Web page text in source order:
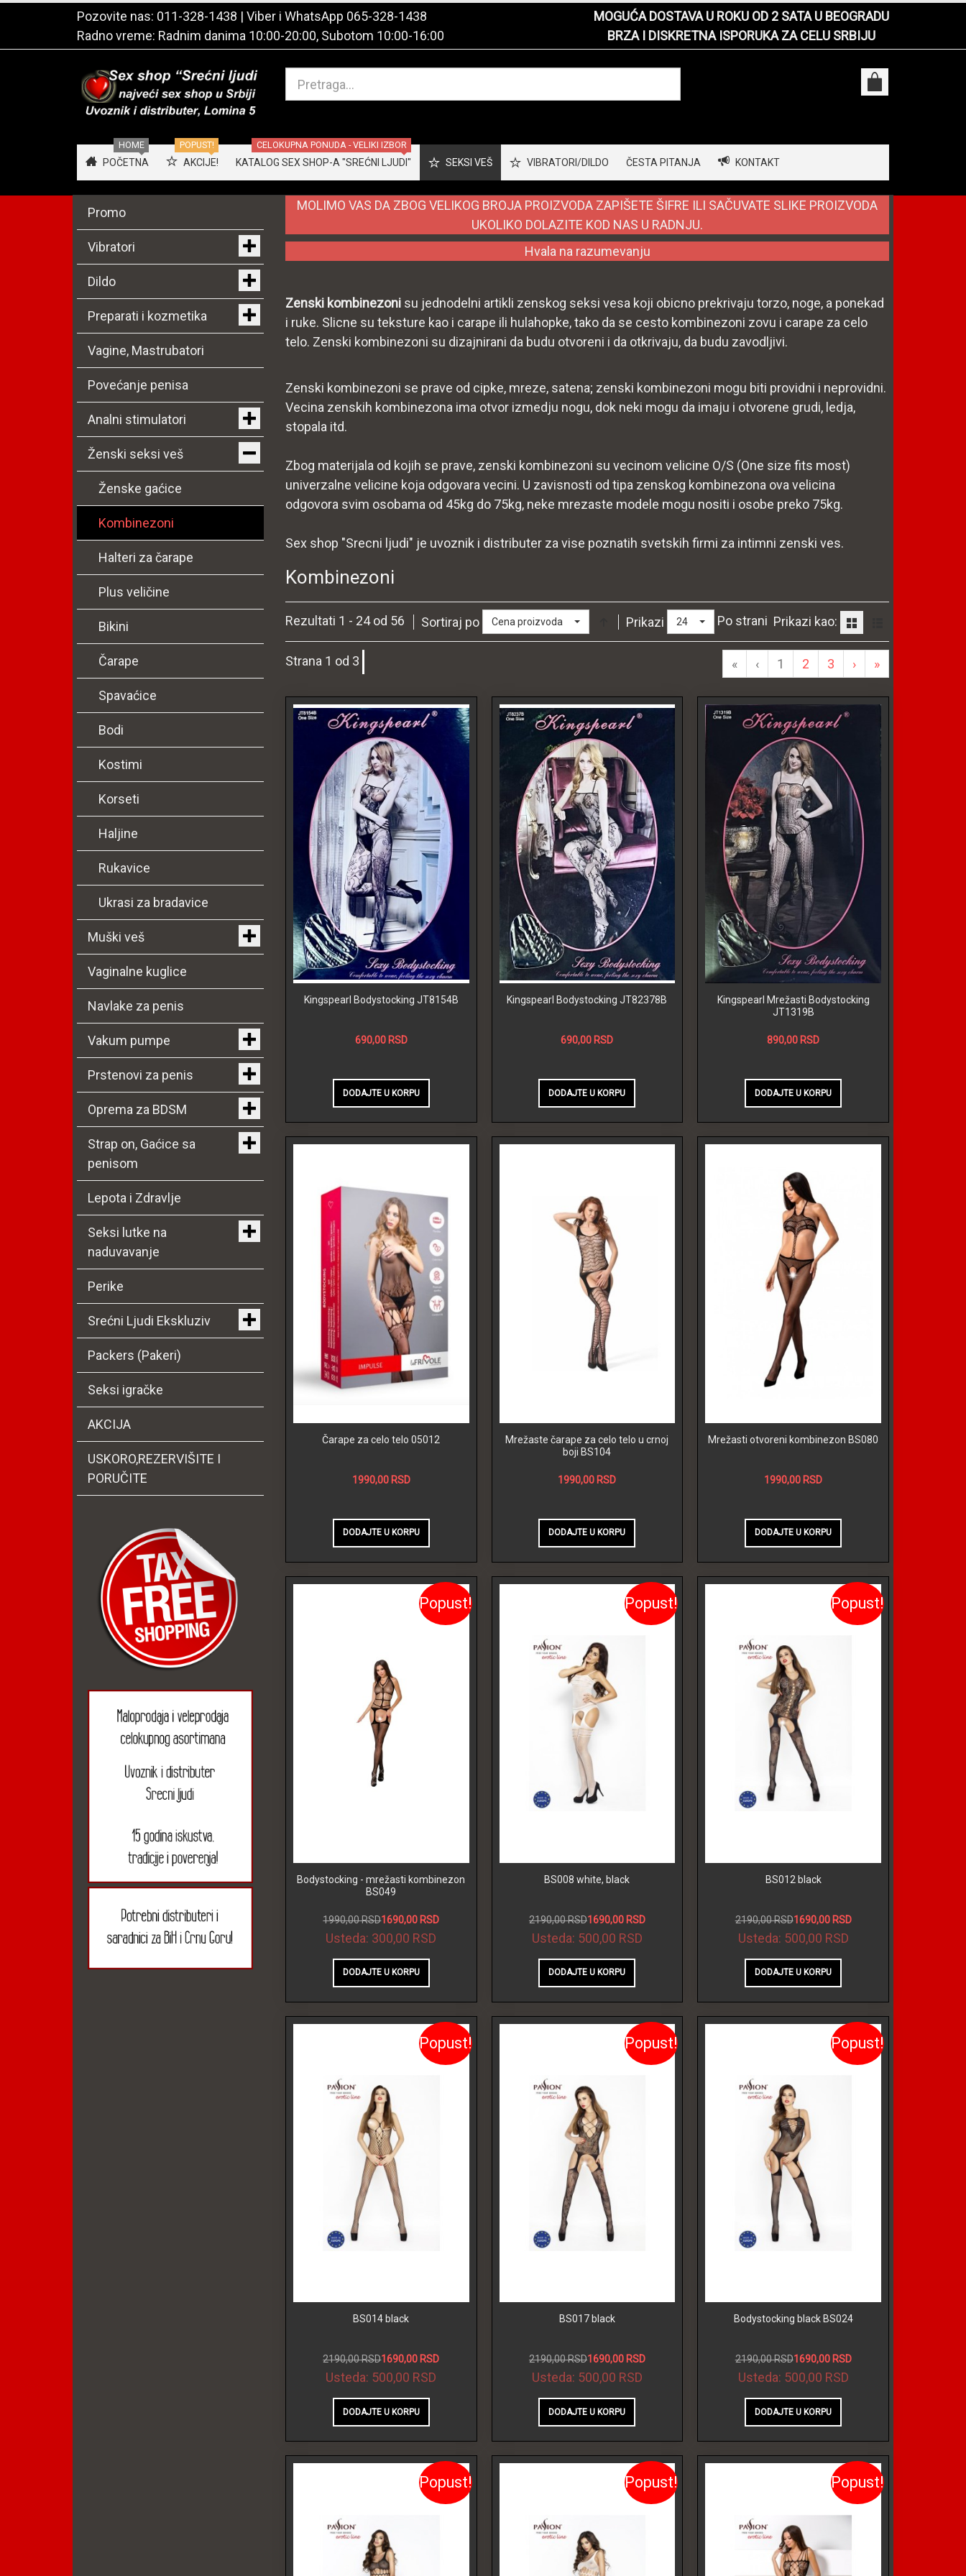
Pozovite nas: 011-328-1438 | Viber i WhatsApp 065-328-1438
Radno vreme: Radnim danima 10:00-20:00, Subotom 10:00-16:00
MOGUĆA DOSTAVA U ROKU OD 2 SATA U BEOGRADU
BRZA I DISKRETNA ISPORUKA ZA CELU SRBIJU
POČETNA
HOME
AKCIJE!
POPUST!
KATALOG SEX SHOP-A "SREĆNI LJUDI"
CELOKUPNA PONUDA - VELIKI IZBOR
SEKSI VEŠ VIBRATORI/DILDO ČESTA PITANJA KONTAKT
MOLIMO VAS DA ZBOG VELIKOG BROJA PROIZVODA ZAPIŠETE ŠIFRE ILI SAČUVATE SLIKE PROIZVODA
UKOLIKO DOLAZITE KOD NAS U RADNJU.
Hvala na razumevanju
Zenski kombinezoni su jednodelni artikli zenskog seksi vesa koji obicno prekrivaju torzo, noge, a ponekad
i ruke. Slicne su teksture kao i carape ili hulahopke, tako da se cesto kombinezoni zovu i carape za celo
telo. Zenski kombinezoni su dizajnirani da budu otvoreni i da otkrivaju, da budu zavodljivi.
Zenski kombinezoni se prave od cipke, mreze, satena; zenski kombinezoni mogu biti providni i neprovidni.
Vecina zenskih kombinezona ima otvor izmedju nogu, dok neki mogu da imaju i otvorene grudi, ledja,
stopala itd.
Zbog materijala od kojih se prave, zenski kombinezoni su vecinom velicine O/S (One size fits most)
univerzalne velicine koja odgovara vecini. U zavisnosti od tipa zenskog kombinezona ova velicina
odgovora svim osobama od 45kg do 75kg, neke mrezaste modele mogu nositi i osobe preko 75kg.
Sex shop "Srecni ljudi" je uvoznik i distributer za vise poznatih svetskih firmi za intimni zenski ves.
Kombinezoni
Rezultati 1 - 24 od 56 Sortiraj po Cena proizvoda Prikazi 24 Po strani Prikazi kao:
Strana 1 od 3 « ‹ 1 2 3 › »
Kingspearl Bodystocking JT8154B
690,00 RSD
Kingspearl Bodystocking JT82378B
690,00 RSD
Kingspearl Mrežasti Bodystocking
JT1319B
890,00 RSD
Čarape za celo telo 05012
1990,00 RSD
Mrežaste čarape za celo telo u crnoj
boji BS104
1990,00 RSD
Mrežasti otvoreni kombinezon BS080
1990,00 RSD
Popust!
Bodystocking - mrežasti kombinezon
BS049
1990,00 RSD1690,00 RSD
Usteda: 300,00 RSD
Popust!
BS008 white, black
2190,00 RSD1690,00 RSD
Usteda: 500,00 RSD
Popust!
BS012 black
2190,00 RSD1690,00 RSD
Usteda: 500,00 RSD
Popust!
BS014 black
2190,00 RSD1690,00 RSD
Usteda: 500,00 RSD
Popust!
BS017 black
2190,00 RSD1690,00 RSD
Usteda: 500,00 RSD
Popust!
Bodystocking black BS024
2190,00 RSD1690,00 RSD
Usteda: 500,00 RSD
Popust! Popust! Popust!
Promo
Vibratori
Dildo
Preparati i kozmetika
Vagine, Mastrubatori
Povećanje penisa
Analni stimulatori
Ženski seksi veš
Ženske gaćice
Kombinezoni
Halteri za čarape
Plus veličine
Bikini
Čarape
Spavaćice
Bodi
Kostimi
Korseti
Haljine
Rukavice
Ukrasi za bradavice
Muški veš
Vaginalne kuglice
Navlake za penis
Vakum pumpe
Prstenovi za penis
Oprema za BDSM
Strap on, Gaćice sa
penisom
Lepota i Zdravlje
Seksi lutke na
naduvavanje
Perike
Srećni Ljudi Ekskluziv
Packers (Pakeri)
Seksi igračke
AKCIJA
USKORO,REZERVIŠITE I
PORUČITE